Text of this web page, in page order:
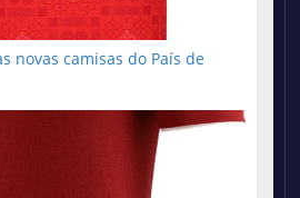
novas camisas do País de